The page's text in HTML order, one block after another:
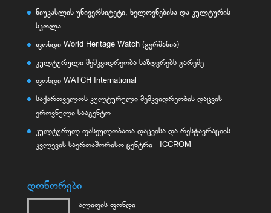
ნიუკასლის უნივერსიტეტი, ხელოვნებისა და კულტურის
სკოლა
ფონდი World Heritage Watch (გერმანია)
კულტურული მემკვიდრეობა საზღვრებს გარეშე
ფონდი WATCH International
საქართველოს კულტურული მემკვიდრეობის დაცვის
ეროვნული სააგენტო
კულტურულ ფასეულობათა დაცვისა და რესტავრაციის
კვლევის საერთაშორისო ცენტრი - ICCROM
დონორები
ალიფის ფონდი